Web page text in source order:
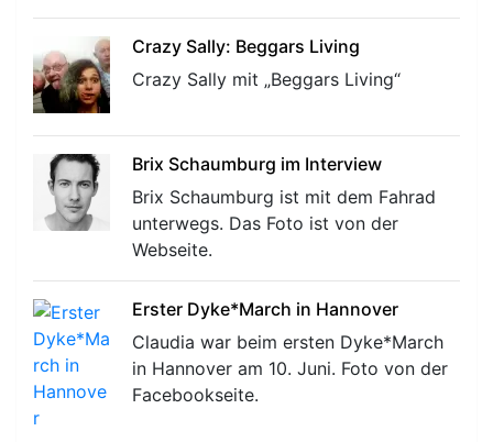
Crazy Sally: Beggars Living
Crazy Sally mit „Beggars Living“
Brix Schaumburg im Interview
Brix Schaumburg ist mit dem Fahrad
unterwegs. Das Foto ist von der
Webseite.
Erster Dyke*March in Hannover
Claudia war beim ersten Dyke*March
in Hannover am 10. Juni. Foto von der
Facebookseite.